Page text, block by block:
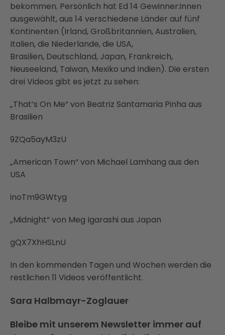
bekommen. Persönlich hat Ed 14 Gewinner:innen
ausgewählt, aus 14 verschiedene Länder auf fünf
Kontinenten (Irland, Großbritannien, Australien,
Italien, die Niederlande, die USA,
Brasilien, Deutschland, Japan, Frankreich,
Neuseeland, Taiwan, Mexiko und Indien). Die ersten
drei Videos gibt es jetzt zu sehen:
„That’s On Me“ von Beatriz Santamaria Pinha aus
Brasilien
9ZQa5ayM3zU
„American Town“ von Michael Lamhang aus den
USA
inoTm9GWtyg
„Midnight“ von Meg Igarashi aus Japan
gQX7XhHSLnU
In den kommenden Tagen und Wochen werden die
restlichen 11 Videos veröffentlicht.
Sara Halbmayr-Zoglauer
Bleibe mit unserem Newsletter immer auf